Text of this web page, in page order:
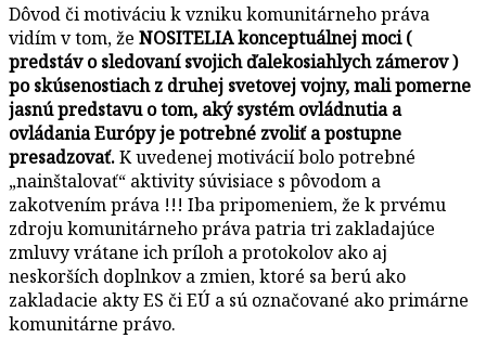
Dôvod či motiváciu k vzniku komunitárneho práva
vidím v tom, že NOSITELIA konceptuálnej moci (
predstáv o sledovaní svojich ďalekosiahlych zámerov )
po skúsenostiach z druhej svetovej vojny, mali pomerne
jasnú predstavu o tom, aký systém ovládnutia a
ovládania Európy je potrebné zvoliť a postupne
presadzovať.K uvedenej motivácií bolo potrebné
„nainštalovať“ aktivity súvisiace s pôvodom a
zakotvením práva !!! Iba pripomeniem, že k prvému
zdroju komunitárneho práva patria tri zakladajúce
zmluvy vrátane ich príloh a protokolov ako aj
neskorších doplnkov a zmien, ktoré sa berú ako
zakladacie akty ES či EÚ a sú označované ako primárne
komunitárne právo.